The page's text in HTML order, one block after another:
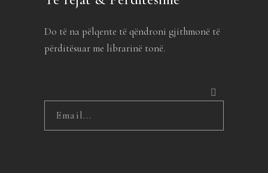
Do të na pëlqente të qëndroni gjithmonë të
përditësuar me librarinë tonë.